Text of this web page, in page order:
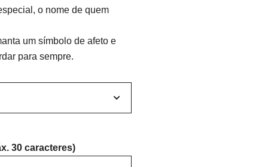
o nome de quem
um símbolo de afeto e
para sempre.
30 caracteres)